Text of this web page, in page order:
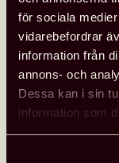
för sociala
vidarebefordrar
information från
annons- och
Dessa kan i sin
information som